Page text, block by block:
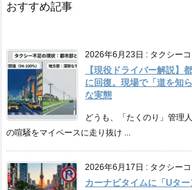
おすすめ記事
2026年6月23日 : タクシー
【現役ドライバー解説】
に回復。現場で「道を知
な実態
どうも、「たくのり」管理
の喧騒をマイペースに走り抜け ...
2026年6月17日 : タクシー
カーナビタイムに「Uタ